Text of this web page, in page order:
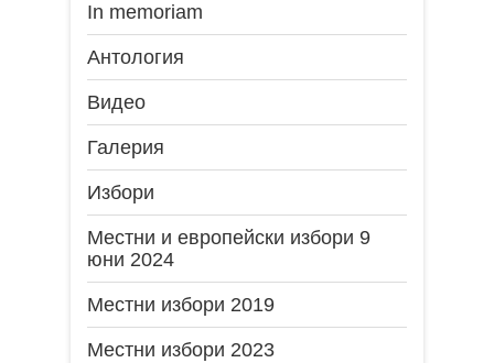
In memoriam
Антология
Видео
Галерия
Избори
Местни и европейски избори 9
юни 2024
Местни избори 2019
Местни избори 2023